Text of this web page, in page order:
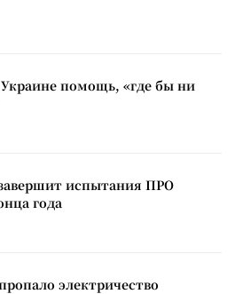
помощь, «где бы ни
испытания ПРО
года
электричество